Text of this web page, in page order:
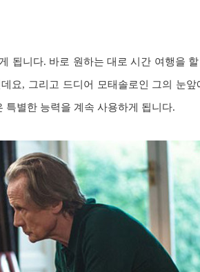
됩니다. 바로 원하는 대로 시간 여행을
요, 그리고 드디어 모태솔로인 그의 눈
특별한 능력을 계속 사용하게 됩니다.